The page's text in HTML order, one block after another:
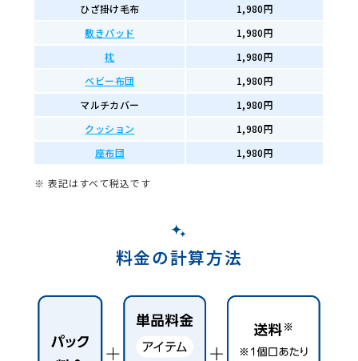
ひざ掛け毛布
1,980円
敷きパッド
1,980円
枕
1,980円
ベビー布団
1,980円
マルチカバー
1,980円
クッション
1,980円
座布団
1,980円
※ 表記はすべて税込です
料金の計算方法